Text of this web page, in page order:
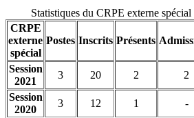
Statistiques du CRPE externe
CRPE
externe
spécial
Postes Inscrits Présents
Session
2021
3 20 2 2
Session
2020
3 12 1 -